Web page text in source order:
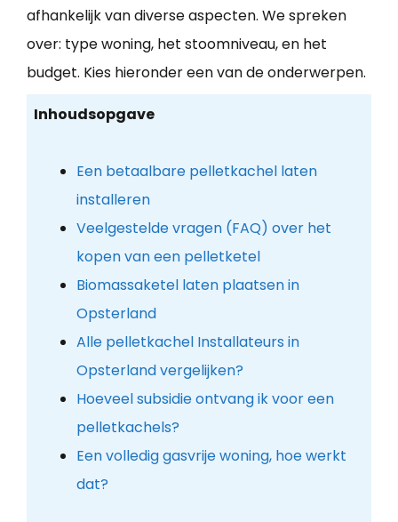
afhankelijk van diverse aspecten. We spreken
over: type woning, het stoomniveau, en het
budget. Kies hieronder een van de onderwerpen.
Inhoudsopgave
Een betaalbare pelletkachel laten
installeren
Veelgestelde vragen (FAQ) over het
kopen van een pelletketel
Biomassaketel laten plaatsen in
Opsterland
Alle pelletkachel Installateurs in
Opsterland vergelijken?
Hoeveel subsidie ontvang ik voor een
pelletkachels?
Een volledig gasvrije woning, hoe werkt
dat?